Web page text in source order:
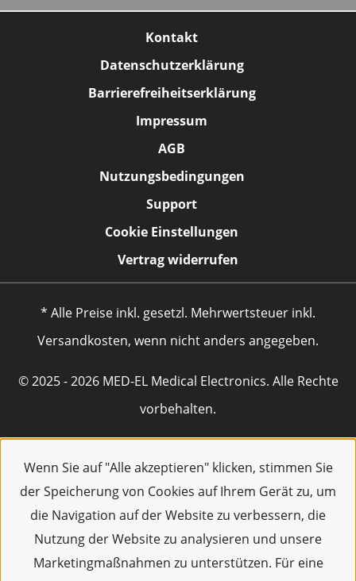
Wenn Sie auf "Alle akzeptieren" klicken, stimmen Sie
der Speicherung von Cookies auf Ihrem Gerät zu, um
die Navigation auf der Website zu verbessern, die
Nutzung der Website zu analysieren und unsere
Marketingmaßnahmen zu unterstützen. Für eine
Kontakt
Datenschutzerklärung
Barrierefreiheitserklärung
Impressum
AGB
Nutzungsbedingungen
Support
Cookie Einstellungen
Vertrag widerrufen
* Alle Preise inkl. gesetzl. Mehrwertsteuer inkl.
Versandkosten, wenn nicht anders angegeben.
© 2025 - 2026 MED-EL Medical Electronics. Alle Rechte
vorbehalten.